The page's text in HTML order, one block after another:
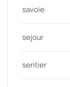
savoie
sejour
sentier